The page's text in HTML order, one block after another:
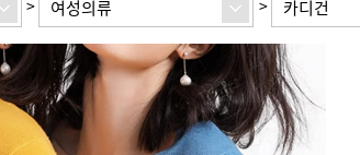
> 여성의류 > 카디건